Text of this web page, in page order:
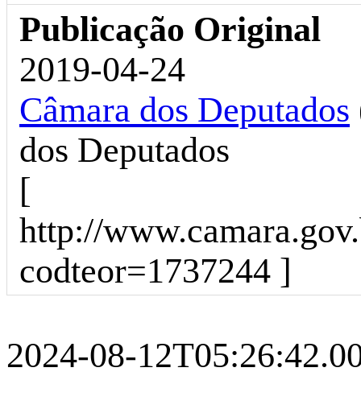
Publicação Original
2019-04-24
Câmara dos Deputados
dos Deputados
[
http://
codteor=1737244 ]
2024-08-